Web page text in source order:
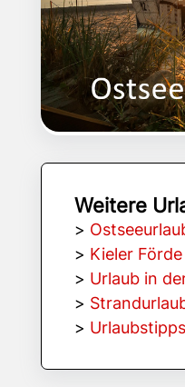
Weitere
>
> Kieler Förde
> Urlaub in
>
> Urlaubstipps